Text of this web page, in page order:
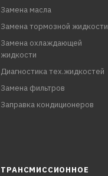
Замена масла
Замена тормозной жидкости
Замена охлаждающей
жидкости
Диагностика тех.жидкостей
Замена фильтров
Заправка кондиционеров
ТРАНСМИССИОННОЕ